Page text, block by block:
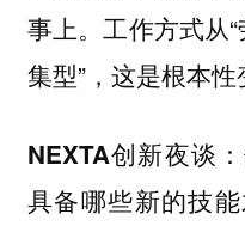
事上。工作方式从
集型”，这是根本性
NEXTA创新夜谈
具备哪些新的技